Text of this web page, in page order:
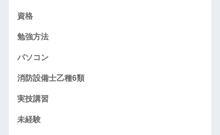
資格
勉強方法
パソコン
消防設備士乙種6類
実技講習
未経験